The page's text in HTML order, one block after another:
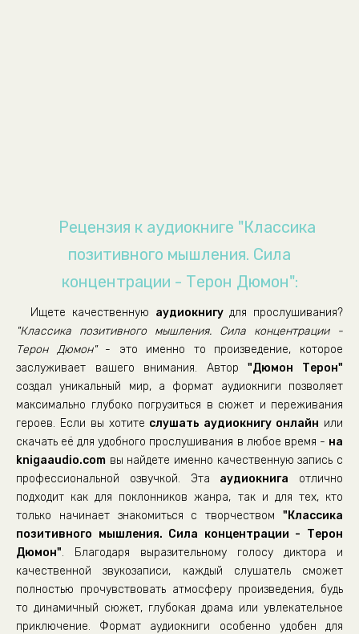
20
Рецензия к аудиокниге "Классика
позитивного мышления. Сила
концентрации - Терон Дюмон":
Ищете качественную аудиокнигудля прослушивания?
"Классика позитивного мышления. Сила концентрации -
Терон Дюмон"- это именно то произведение, которое
заслуживает вашего внимания. Автор"Дюмон Терон"
создал уникальный мир, а формат аудиокниги позволяет
максимально глубоко погрузиться в сюжет и переживания
героев. Если вы хотите слушать аудиокнигу онлайн или
скачать её для удобного прослушивания в любое время - на
knigaaudio.com вы найдете именно качественную запись с
профессиональной озвучкой. Эта аудиокнига отлично
подходит как для поклонников жанра, так и для тех, кто
только начинает знакомиться с творчеством "Классика
позитивного мышления. Сила концентрации - Терон
Дюмон". Благодаря выразительному голосу диктора и
качественной звукозаписи, каждый слушатель сможет
полностью прочувствовать атмосферу произведения, будь
то динамичный сюжет, глубокая драма или увлекательное
приключение. Формат аудиокниги особенно удобен для